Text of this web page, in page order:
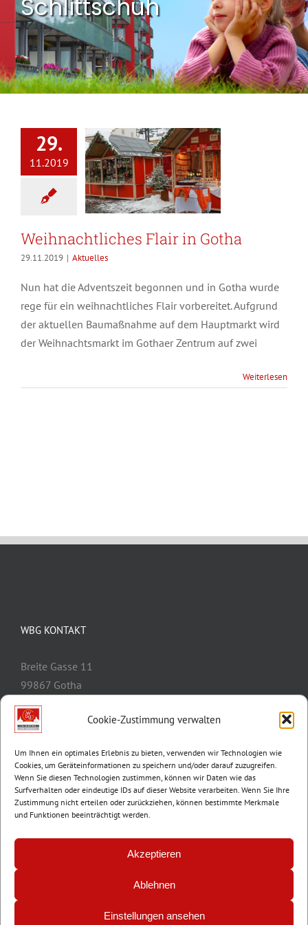
Cookie-Zustimmung verwalten
Um Ihnen ein optimales Erlebnis zu bieten, verwenden wir Technologien wie
Cookies, um Geräteinformationen zu speichern und/oder darauf zuzugreifen.
Wenn Sie diesen Technologien zustimmen, können wir Daten wie das
Surfverhalten oder eindeutige IDs auf dieser Website verarbeiten. Wenn Sie Ihre
Zustimmung nicht erteilen oder zurückziehen, können bestimmte Merkmale
und Funktionen beeinträchtigt werden.
Akzeptieren
Ablehnen
Einstellungen ansehen
Schlittschuh
29.
11.2019
Weihnachtliches Flair in Gotha
29.11.2019 | Aktuelles
Nun hat die Adventszeit begonnen und in Gotha wurde
rege für ein weihnachtliches Flair vorbereitet. Aufgrund
der aktuellen Baumaßnahme auf dem Hauptmarkt wird
der Weihnachtsmarkt im Gothaer Zentrum auf zwei
Weiterlesen
WBG KONTAKT
Breite Gasse 11
99867 Gotha
Telefon:
E-Mail:
info@wbg-gotha.de
Impressum|Datenschutz